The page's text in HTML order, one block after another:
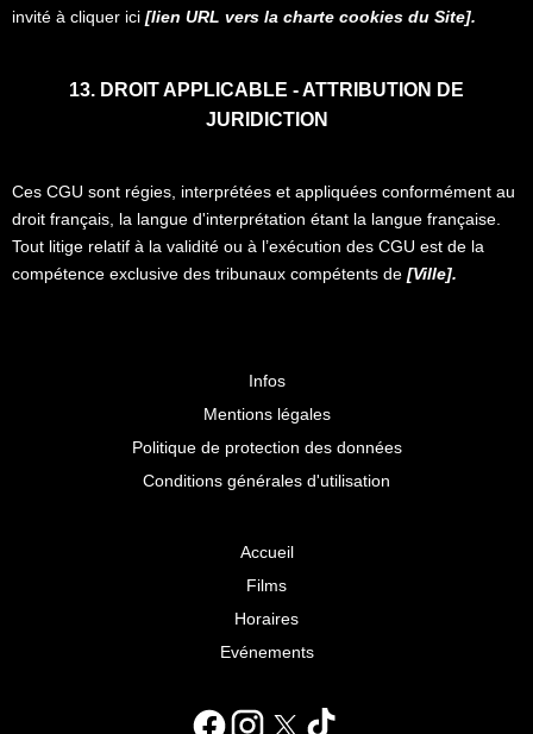
invité à cliquer ici [lien URL vers la charte cookies du Site].
13. DROIT APPLICABLE - ATTRIBUTION DE
JURIDICTION
Ces CGU sont régies, interprétées et appliquées conformément au
droit français, la langue d'interprétation étant la langue française.
Tout litige relatif à la validité ou à l’exécution des CGU est de la
compétence exclusive des tribunaux compétents de [Ville].
Infos
Mentions légales
Politique de protection des données
Conditions générales d'utilisation
Accueil
Films
Horaires
Evénements